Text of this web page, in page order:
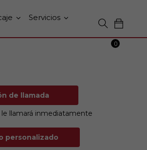
Servicios
0
de llamada
llamará inmediatamente
personalizado